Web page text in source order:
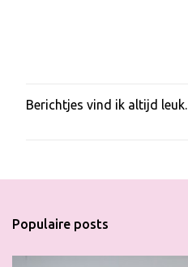
E
a
i
p
Berichtjes vind ik altijd leuk.
Populaire posts